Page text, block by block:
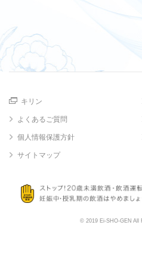
キリン
よくあるご質問
個人情報保護方針
サイトマップ
© 2019 Ei-SHO-GEN All